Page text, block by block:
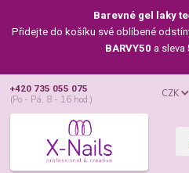
Barevné gel laky
Přidejte do košíku své oblíbené
BARVY50 a sleva
CZK
+420 735 055 075
(Po - Pá, 8 - 16 hod.)